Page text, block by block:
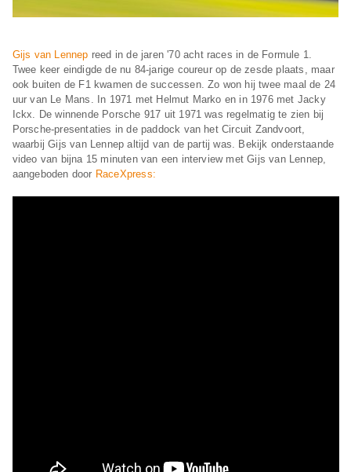
Gijs van Lennep reed in de jaren '70 acht races in de Formule 1.
Twee keer eindigde de nu 84-jarige coureur op de zesde plaats, maar
ook buiten de F1 kwamen de successen. Zo won hij twee maal de 24
uur van Le Mans. In 1971 met Helmut Marko en in 1976 met Jacky
Ickx. De winnende Porsche 917 uit 1971 was regelmatig te zien bij
Porsche-presentaties in de paddock van het Circuit Zandvoort,
waarbij Gijs van Lennep altijd van de partij was. Bekijk onderstaande
video van bijna 15 minuten van een interview met Gijs van Lennep,
aangeboden door RaceXpress: